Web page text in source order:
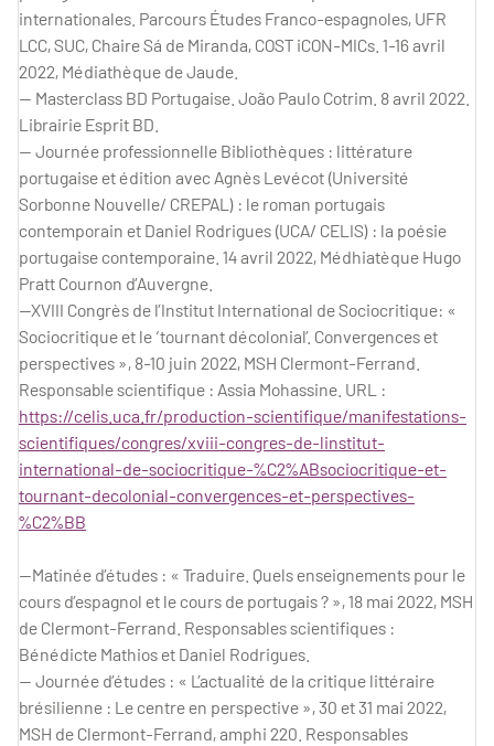
internationales. Parcours Études Franco-espagnoles, UFR
LCC, SUC, Chaire Sá de Miranda, COST iCON-MICs. 1-16 avril
2022, Médiathèque de Jaude.
— Masterclass BD Portugaise. João Paulo Cotrim. 8 avril 2022.
Librairie Esprit BD.
— Journée professionnelle Bibliothèques : littérature
portugaise et édition avec Agnès Levécot (Université
Sorbonne Nouvelle/ CREPAL) : le roman portugais
contemporain et Daniel Rodrigues (UCA/ CELIS) : la poésie
portugaise contemporaine. 14 avril 2022, Médhiatèque Hugo
Pratt Cournon d’Auvergne.
—XVIII Congrès de l’Institut International de Sociocritique: «
Sociocritique et le ‘tournant décolonial’. Convergences et
perspectives », 8-10 juin 2022, MSH Clermont-Ferrand.
Responsable scientifique : Assia Mohassine. URL :
https://celis.uca.fr/production-scientifique/manifestations-
scientifiques/congres/xviii-congres-de-linstitut-
international-de-sociocritique-%C2%ABsociocritique-et-
tournant-decolonial-convergences-et-perspectives-
%C2%BB
—Matinée d’études : « Traduire. Quels enseignements pour le
cours d’espagnol et le cours de portugais ? », 18 mai 2022, MSH
de Clermont-Ferrand. Responsables scientifiques :
Bénédicte Mathios et Daniel Rodrigues.
— Journée d’études : « L’actualité de la critique littéraire
brésilienne : Le centre en perspective », 30 et 31 mai 2022,
MSH de Clermont-Ferrand, amphi 220. Responsables